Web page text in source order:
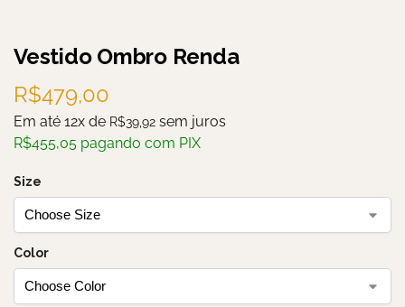
Vestido Ombro Renda
R$479,00
Em até 12x de R$39,92 sem juros
R$455,05 pagando com PIX
Size
Color